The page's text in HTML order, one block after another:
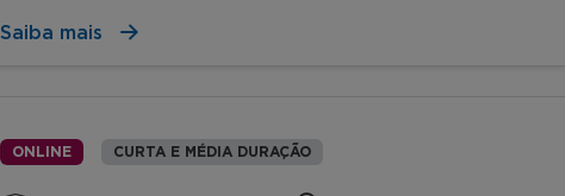
Saiba mais
ONLINE CURTA E MÉDIA DURAÇÃO